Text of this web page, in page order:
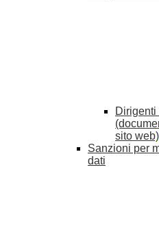
sito web)
Sanzioni per
dati